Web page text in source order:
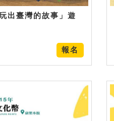
出臺灣的故事」遊
報名